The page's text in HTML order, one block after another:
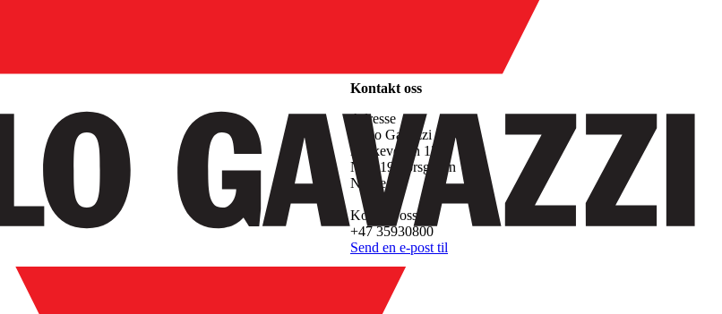
Kontakt oss
Adresse
Carlo Gavazzi AS
Melkevegen 13
N-3919 Porsgrunn
Norge
Kontakt oss
+47 35930800
Send en e-post til